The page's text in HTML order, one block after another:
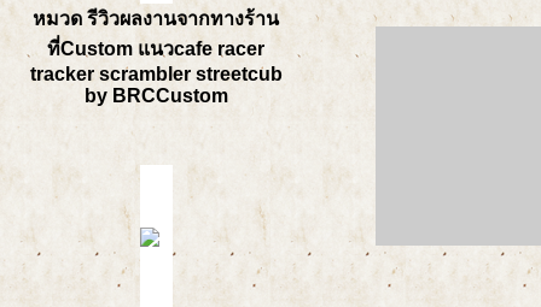
หมวด รีวิวผลงานจากทางร้าน
ที่Custom แนวcafe racer
tracker scrambler streetcub
by BRCCustom